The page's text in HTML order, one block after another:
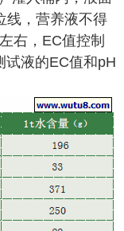
线，营养液不得
右，EC值控制
试液的EC值和pH